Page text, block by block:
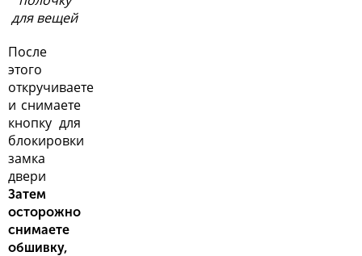
для вещей
После
этого
откручиваете
и снимаете
кнопку для
блокировки
замка
двери
Затем
осторожно
снимаете
обшивку,